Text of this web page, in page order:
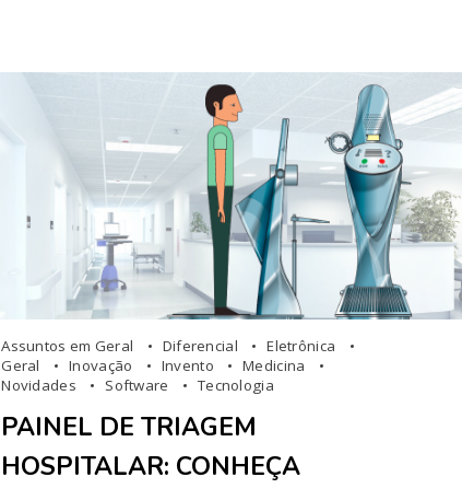
Assuntos em Geral Diferencial
Eletrônica
Geral
Inovação Invento
Medicina
Novidades
Software Tecnologia
PAINEL DE TRIAGEM
HOSPITALAR: CONHEÇA